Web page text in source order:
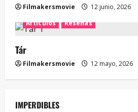
Filmakersmovie
12 junio, 2026
Artículos
Reseñas
Tár
Filmakersmovie 12 mayo, 2026
IMPERDIBLES